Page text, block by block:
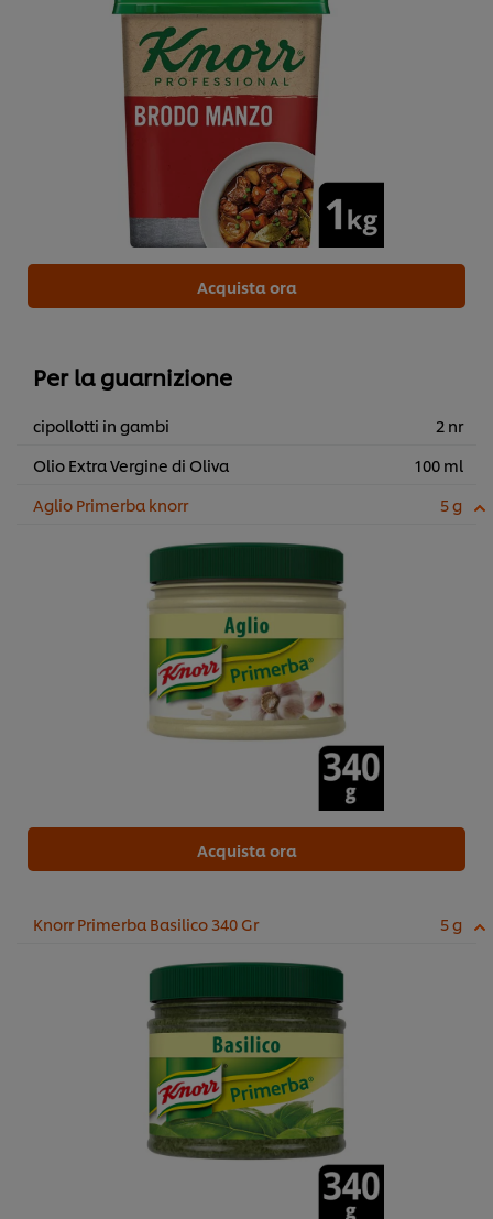
Acquista ora
Per la guarnizione
cipollotti in gambi
2 nr
Olio Extra Vergine di Oliva
100 ml
Aglio Primerba knorr
5 g
Acquista ora
Knorr Primerba Basilico 340 Gr 5 g